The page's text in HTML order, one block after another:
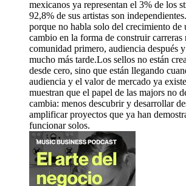
mexicanos ya representan el 3% de los
92,8% de sus artistas son
porque no habla solo del crecimiento de
cambio en la forma de construir carreras
comunidad primero, audiencia después
mucho más tarde.Los sellos no están
desde cero, sino que están llegando
audiencia y el valor de mercado ya
muestran que el papel de las majors no
cambia: menos descubrir y desarrollar
amplificar proyectos que ya han
funcionar solos.